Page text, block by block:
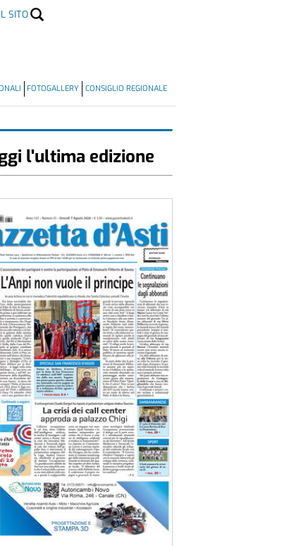
SITO
FOTOGALLERY CONSIGLIO REGIONALE
l'ultima edizione